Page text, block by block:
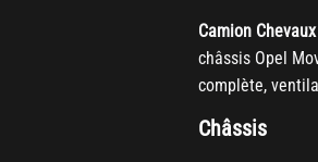
Camion
châssis Opel
complète,
Châssis